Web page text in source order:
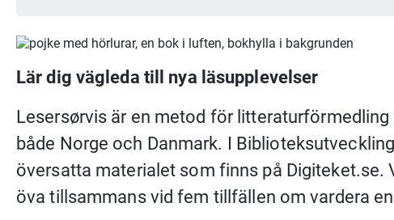
Lär dig vägleda till nya läsupplevelser
Lesersørvis är en metod för
både Norge och Danmark. I
översatta materialet som finns på
öva tillsammans vid fem tillfällen om vardera